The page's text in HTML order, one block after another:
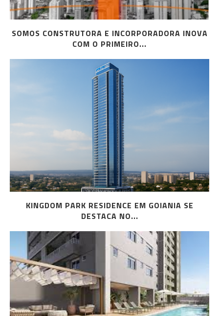
SOMOS CONSTRUTORA E INCORPORADORA INOVA
COM O PRIMEIRO...
KINGDOM PARK RESIDENCE EM GOIANIA SE
DESTACA NO...